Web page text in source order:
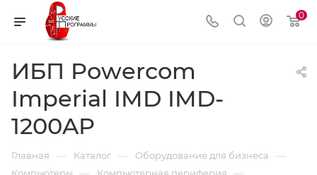
0
ИБП Powercom
Imperial IMD IMD-
1200AP
Главная — Каталог — Оборудование для бизнеса —